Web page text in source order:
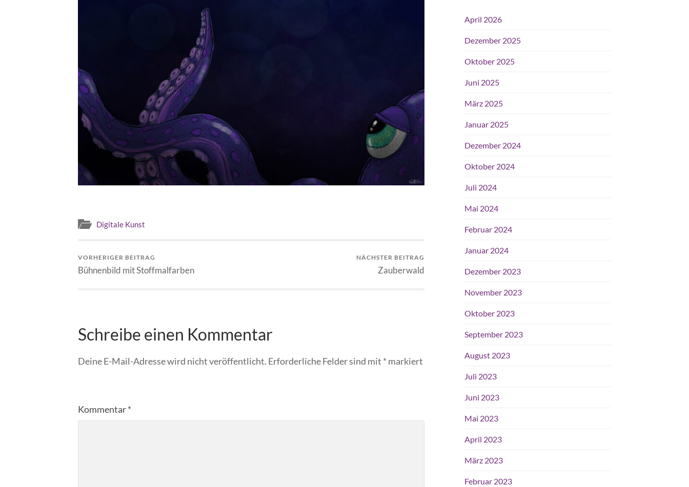
Digitale Kunst
VORHERIGER BEITRAG
Bühnenbild mit Stoffmalfarben
NÄCHSTER BEITRAG
Zauberwald
Schreibe einen Kommentar
Deine E-Mail-Adresse wird nicht veröffentlicht. Erforderliche Felder sind mit * markiert
Kommentar*
April 2026
Dezember 2025
Oktober 2025
Juni 2025
März 2025
Januar 2025
Dezember 2024
Oktober 2024
Juli 2024
Mai 2024
Februar 2024
Januar 2024
Dezember 2023
November 2023
Oktober 2023
September 2023
August 2023
Juli 2023
Juni 2023
Mai 2023
April 2023
März 2023
Februar 2023